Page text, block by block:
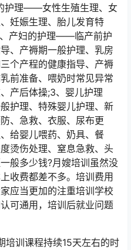
护理——女性生殖生理、女
妊娠生理、胎儿发育特
产妇的护理——临产前护
、产褥期一般护理、乳房
个产程的健康指导、产褥
前准备、喂奶时常见异常
产后体操;3、婴儿护理
护理、特殊婴儿护理、新
、急救、衣服、尿布更
给婴儿喂药、奶具、餐
烫伤处理、窒息急救、头
般多少钱?月嫂培训虽然没
收费都差不多。培训费用
应当更加的注重培训学校
可通用，培训后就业问题
培训课程持续15天左右的时